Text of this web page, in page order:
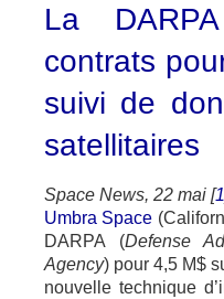
La
contrats
suivi de
satellitaires
Space News, 22 mai [1
Umbra Space
DARPA (Defense
Agency) pour 4,5 M$
nouvelle technique